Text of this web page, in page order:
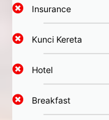
Insurance
Kunci Kereta
Hotel
Breakfast